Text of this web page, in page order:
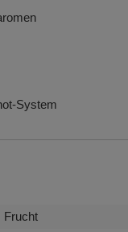
System
Frucht